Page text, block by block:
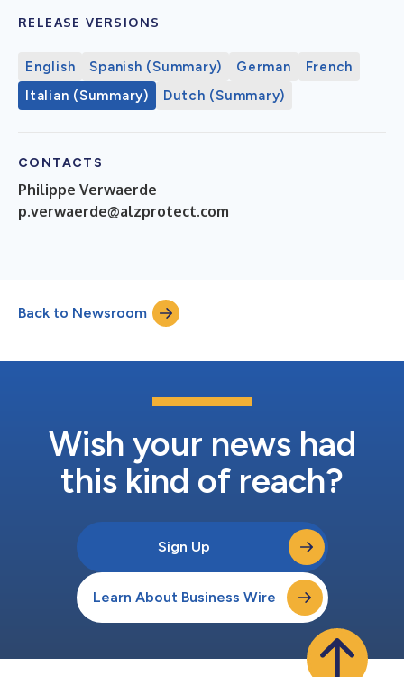
RELEASE VERSIONS
English Spanish (Summary) German
French
Italian (Summary)
Dutch (Summary)
CONTACTS
Philippe Verwaerde
p.verwaerde@alzprotect.com
Back to Newsroom
Wish your news had
this kind of reach?
Sign Up
Learn About Business Wire